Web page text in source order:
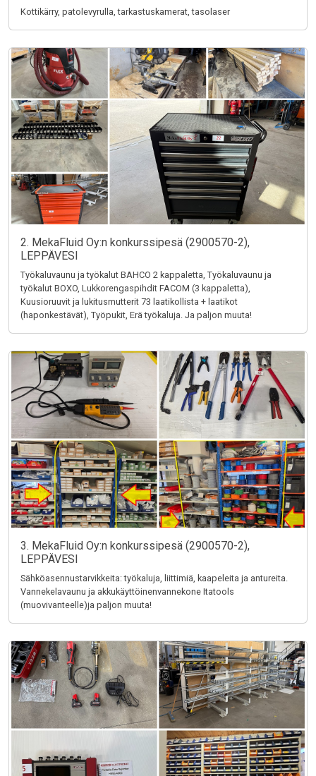
Kottikärry, patolevyrulla, tarkastuskamerat, tasolaser
2. MekaFluid Oy:n konkurssipesä (2900570-2),
LEPPÄVESI
Työkaluvaunu ja työkalut BAHCO 2 kappaletta, Työkaluvaunu ja
työkalut BOXO, Lukkorengaspihdit FACOM (3 kappaletta),
Kuusioruuvit ja lukitusmutterit 73 laatikollista + laatikot
(haponkestävät), Työpukit, Erä työkaluja. Ja paljon muuta!
3. MekaFluid Oy:n konkurssipesä (2900570-2),
LEPPÄVESI
Sähköasennustarvikkeita: työkaluja, liittimiä, kaapeleita ja antureita.
Vannekelavaunu ja akkukäyttöinenvannekone Itatools
(muovivanteelle)ja paljon muuta!